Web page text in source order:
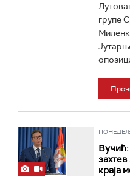
групе
Вучић:
краја